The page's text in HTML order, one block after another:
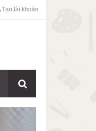
Tạo tài khoản